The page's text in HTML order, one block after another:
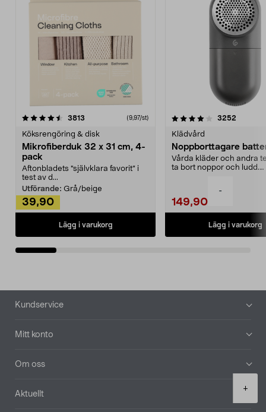
-
+
3813 (9,97/st)
Köksrengöring & disk
Mikrofiberduk 32 x 31 cm, 4-
pack
Aftonbladets "självklara favorit” i
test av d...
Utförande: Grå/beige
39,90
Lägg i varukorg
4.0av 5 stjärnor 3252
Klädvård
Noppborttagare
Vårda kläder och andra
ta bort noppor och ludd.
149,90
Lägg i varukorg
4.5av 5 stjärnor
Sidfot
Kundservice
Mitt konto
Om oss
Aktuellt